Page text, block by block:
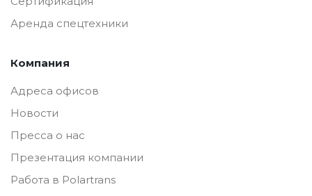
Аренда спецтехники
Компания
Адреса офисов
Новости
Пресса о нас
Презентация компании
Работа в Polartrans